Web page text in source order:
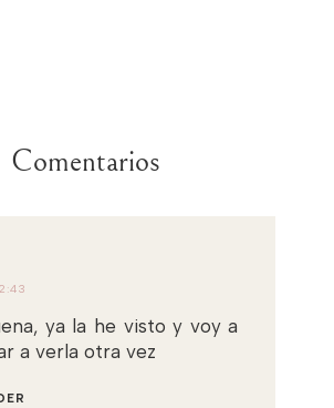
Comentarios
ya la he visto y voy a
a verla otra vez